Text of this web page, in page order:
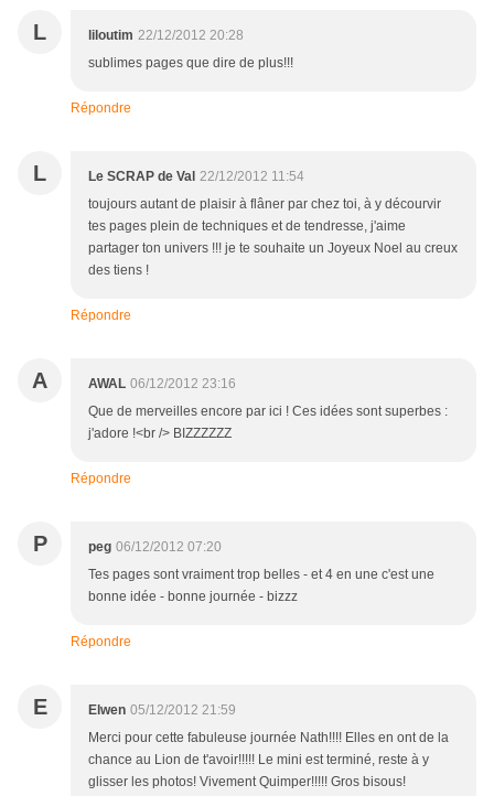
L liloutim 22/12/2012 20:28
sublimes pages que dire de plus!!!
Répondre
L Le SCRAP de Val 22/12/2012 11:54
toujours autant de plaisir à flâner par chez toi, à y décourvir
tes pages plein de techniques et de tendresse, j'aime
partager ton univers !!! je te souhaite un Joyeux Noel au creux
des tiens !
Répondre
A AWAL 06/12/2012 23:16
Que de merveilles encore par ici ! Ces idées sont superbes :
j'adore !<br /> BIZZZZZZ
Répondre
P peg 06/12/2012 07:20
Tes pages sont vraiment trop belles - et 4 en une c'est une
bonne idée - bonne journée - bizzz
Répondre
E Elwen 05/12/2012 21:59
Merci pour cette fabuleuse journée Nath!!!! Elles en ont de la
chance au Lion de t'avoir!!!!! Le mini est terminé, reste à y
glisser les photos! Vivement Quimper!!!!! Gros bisous!